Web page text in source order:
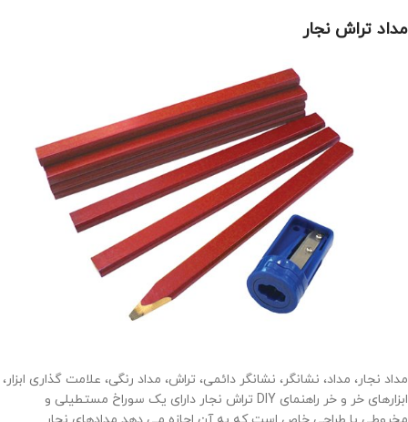
مداد تراش نجار
مداد نجار، مداد، نشانگر، نشانگر دائمی، تراش، مداد رنگی، علامت گذاری ابزار،
ابزارهای خر و خر راهنمای DIY تراش نجار دارای یک سوراخ مستطیلی و